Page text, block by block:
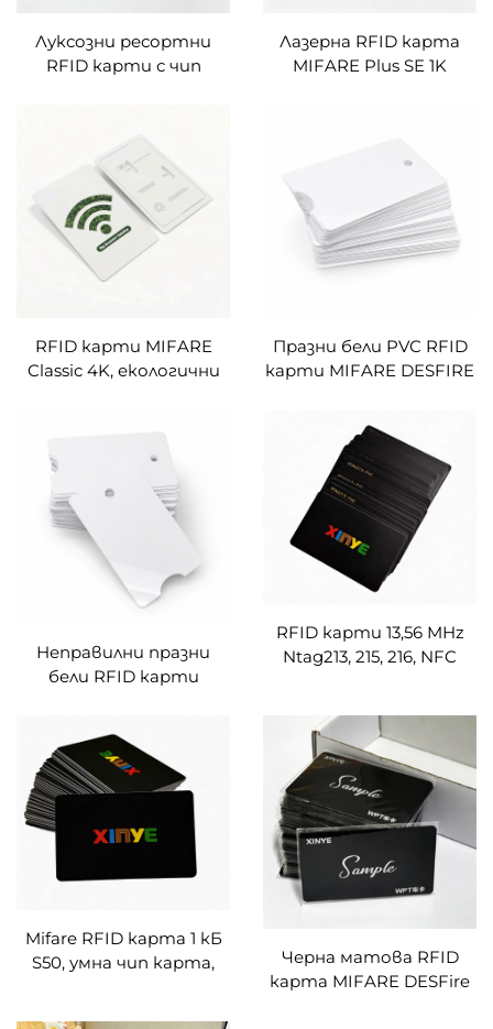
Луксозни ресортни
RFID карти с чип
за цифрови ключалки
Лазерна RFID карта
MIFARE Plus SE 1K
информация – люксозна
ключова карта за
хотелски комплекс
RFID карти MIFARE
Classic 4K, екологични
интелигентни карти
за обществен
транспорт,
метрополитен и
автобуси
Празни бели PVC RFID
карти MIFARE DESFIRE
лоялностен клуб и
предплатени услуги
Неправилни празни
бели RFID карти
VIP членство,
лоялност и
предплатени услуги
RFID карти 13,56 MHz
Ntag213, 215, 216, NFC
персонализирано
печатане за събития в
областта на
социалните медии и
мрежовото общуване
Mifare RFID карта 1 кБ
S50, умна чип карта,
Черна матова RFID
карта MIFARE DESFire